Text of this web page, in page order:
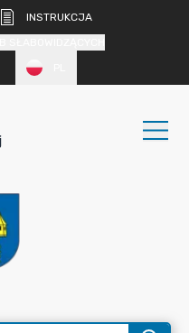
INSTRUKCJA